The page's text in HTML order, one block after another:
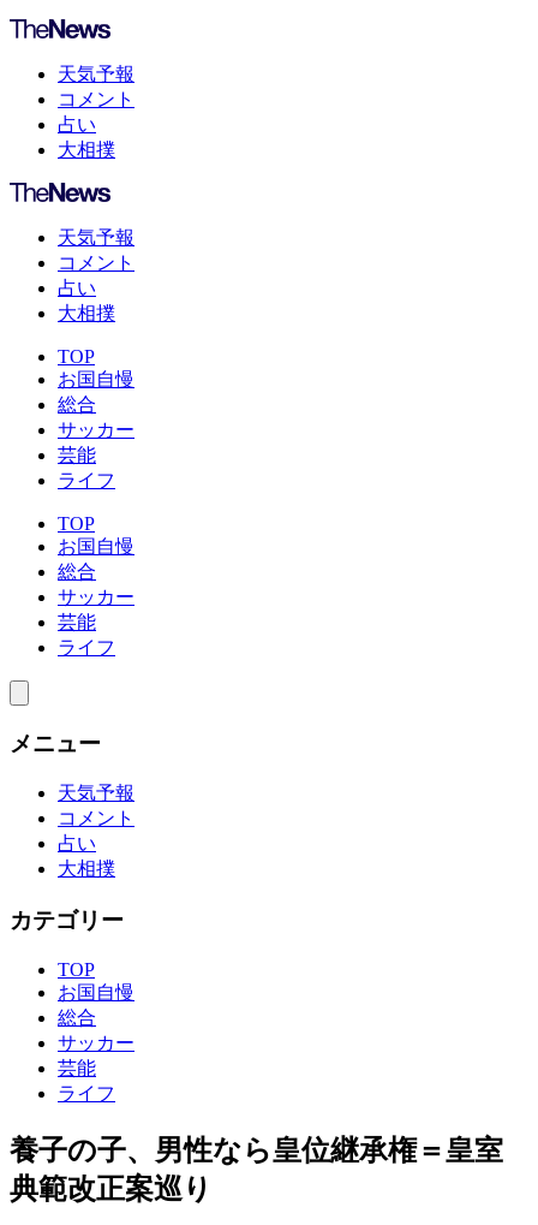
天気予報
コメント
占い
大相撲
天気予報
コメント
占い
大相撲
TOP
お国自慢
総合
サッカー
芸能
ライフ
TOP
お国自慢
総合
サッカー
芸能
ライフ
メニュー
天気予報
コメント
占い
大相撲
カテゴリー
TOP
お国自慢
総合
サッカー
芸能
ライフ
養子の子、男性なら皇位継承権＝皇室
典範改正案巡り